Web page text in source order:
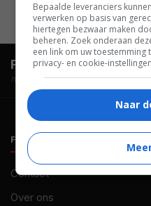
FilmTotaal.Hét online
hosted by
FILMTOTAAL
Contact
Over ons
Bepaalde leveranciers
verwerken op basis van
hiertegen bezwaar maken
beheren. Zoek onderaan
een link om uw toestemming
privacy- en cookie-
Naar